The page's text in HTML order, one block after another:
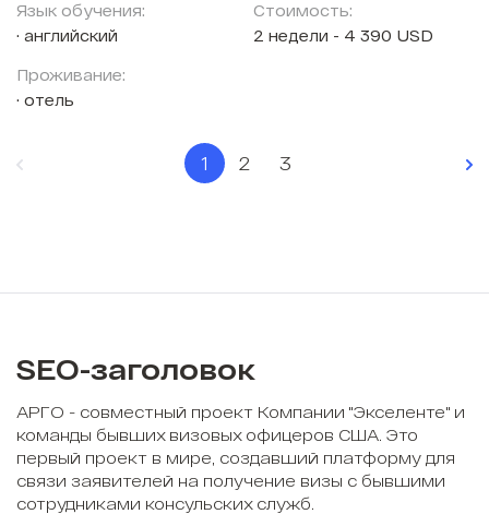
Язык обучения:
английский
Проживание:
отель
Стоимость:
2 недели - 4 390 USD
1 2 3
SEO-заголовок
АРГО - совместный проект Компании "Экселенте" и
команды бывших визовых офицеров США. Это
первый проект в мире, создавший платформу для
связи заявителей на получение визы с бывшими
сотрудниками консульских служб.